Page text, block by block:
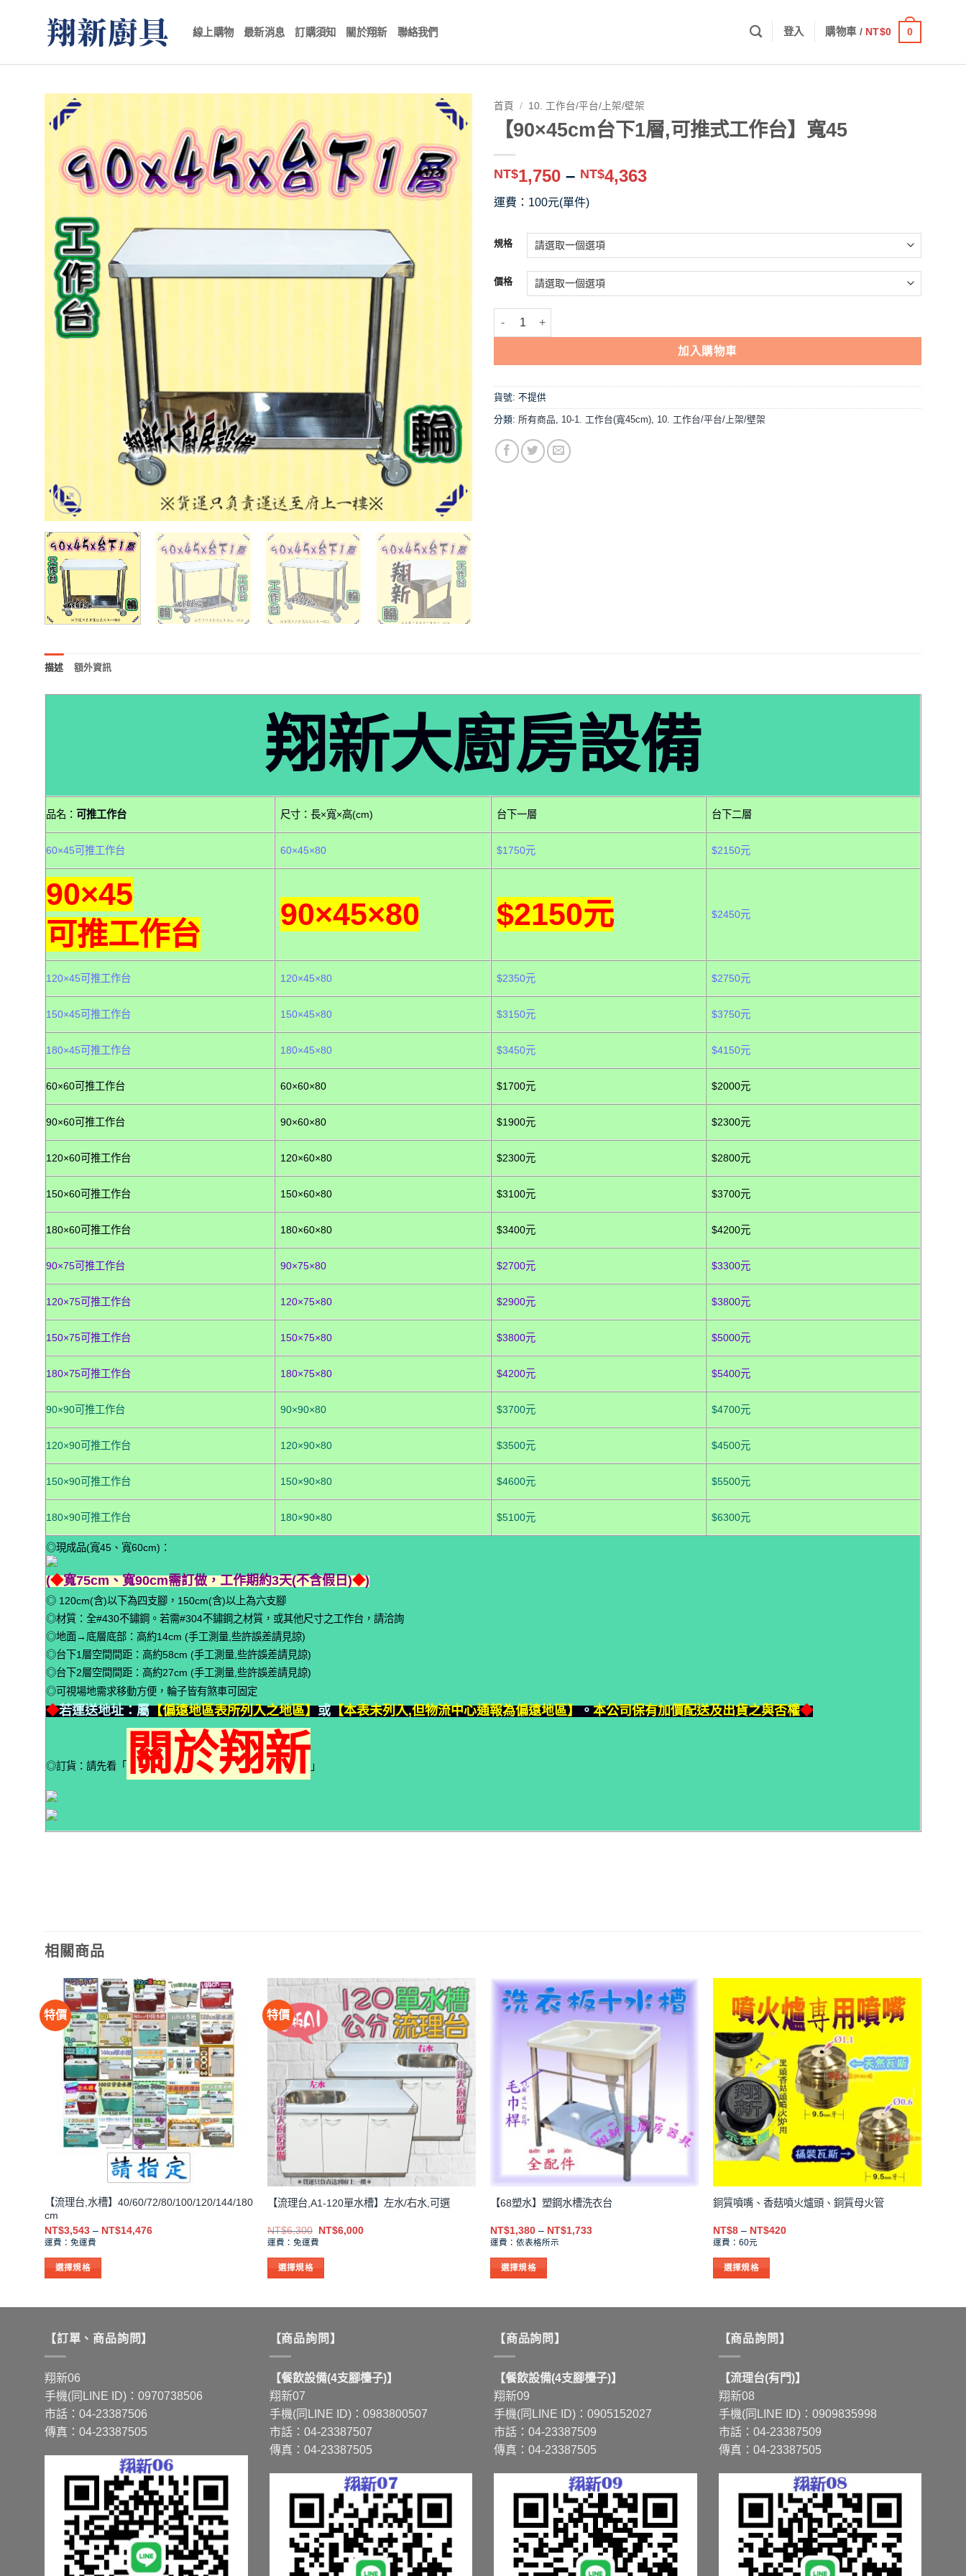
線上購物 最新消息 訂購須知 關於翔新 聯絡我們 登入 購物車 / NT$0 0
首頁 / 10. 工作台/平台/上架/壁架
【90×45cm台下1層,可推式工作台】寬45
NT$1,750 – NT$4,363價
到
NT$4,363
運費：100元(單件)
規格
價格
【90×45cm台下1層,可推式工作台】寬45 數量
加入購物車
貨號: 不提供
分類: 所有商品 10-1. 工作台(寬45cm) 10. 工作台/平台/上架/壁架
描述 額外資訊
翔新大廚房設備
品名： 可推工作台 尺寸：長×寬×高(cm) 台下一層 台下二層
60×45可推工作台 60×45×80 $1750元 $2150元
90×45
可推工作台
90×45×80 $2150元 $2450元
120×45可推工作台 120×45×80 $2350元 $2750元
150×45可推工作台 150×45×80 $3150元 $3750元
180×45可推工作台 180×45×80 $3450元 $4150元
60×60可推工作台 60×60×80 $1700元 $2000元
90×60可推工作台 90×60×80 $1900元 $2300元
120×60可推工作台 120×60×80 $2300元 $2800元
150×60可推工作台 150×60×80 $3100元 $3700元
180×60可推工作台 180×60×80 $3400元 $4200元
90×75可推工作台 90×75×80 $2700元 $3300元
120×75可推工作台 120×75×80 $2900元 $3800元
150×75可推工作台 150×75×80 $3800元 $5000元
180×75可推工作台 180×75×80 $4200元 $5400元
90×90可推工作台 90×90×80 $3700元 $4700元
120×90可推工作台 120×90×80 $3500元 $4500元
150×90可推工作台 150×90×80 $4600元 $5500元
180×90可推工作台 180×90×80 $5100元 $6300元
◎現成品(寬45、寬60cm)：
(◆寬75cm、寬90cm需訂做，工作期約3天(不含假日)◆)
◎ 120cm(含)以下為四支腳，150cm(含)以上為六支腳
◎材質：全#430不鏽鋼。若需#304不鏽鋼之材質，或其他尺寸之工作台，請洽詢
◎地面→底層底部：高約14cm (手工測量,些許誤差請見諒)
◎台下1層空間間距：高約58cm (手工測量,些許誤差請見諒)
◎台下2層空間間距：高約27cm (手工測量,些許誤差請見諒)
◎可視場地需求移動方便，輪子皆有煞車可固定
◆若運送地址：屬【偏遠地區表所列入之地區】或【本表未列入,但物流中心通報為偏遠地區】。本公司保有加價配送及出貨之與否權◆
◎訂貨：請先看「 關於翔新 」
相關商品
特價
【流理台,水槽】40/60/72/80/100/120/144/180
cm
NT$3,543 – NT$14,476價
運費：免運費
選擇規格
有
款
式。
可
在
特價
【流理台,A1-120單水槽】左水/右水,可選
NT$6,300 原
始
價
格：
NT$6,000目
運費：免運費
選擇規格
式。
可
在
產
【68塑水】塑鋼水槽洗衣台
NT$1,380 – NT$1,733價
運費：依表格所示
選擇規格
式。
可
在
產
銅質噴嘴、香菇噴火爐頭、銅質母火管
NT$8 – NT$420價
運費：60元
選擇規格
式。
可
在
產
【訂單、商品詢問】
翔新06
手機(同LINE ID)：0970738506
市話：04-23387506
傳真：04-23387505
【商品詢問】
【餐飲設備(4支腳檯子)】
翔新07
手機(同LINE ID)：0983800507
市話：04-23387507
傳真：04-23387505
【商品詢問】
【餐飲設備(4支腳檯子)】
翔新09
手機(同LINE ID)：0905152027
市話：04-23387509
傳真：04-23387505
【商品詢問】
【流理台(有門)】
翔新08
手機(同LINE ID)：0909835998
市話：04-23387509
傳真：04-23387505